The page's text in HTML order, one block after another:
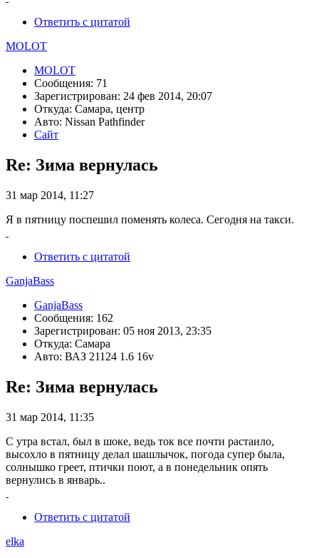
Ответить с цитатой
MOLOT
MOLOT
Сообщения: 71
Зарегистрирован: 24 фев 2014, 20:07
Откуда: Самара, центр
Авто: Nissan Pathfinder
Сайт
Re: Зима вернулась
31 мар 2014, 11:27
Я в пятницу поспешил поменять колеса. Сегодня на такси.
Ответить с цитатой
GanjaBass
GanjaBass
Сообщения: 162
Зарегистрирован: 05 ноя 2013, 23:35
Откуда: Самара
Авто: ВАЗ 21124 1.6 16v
Re: Зима вернулась
31 мар 2014, 11:35
С утра встал, был в шоке, ведь ток все почти растаило,
высохло в пятницу делал шашлычок, погода супер была,
солнышко греет, птички поют, а в понедельник опять
вернулись в январь..
Ответить с цитатой
elka